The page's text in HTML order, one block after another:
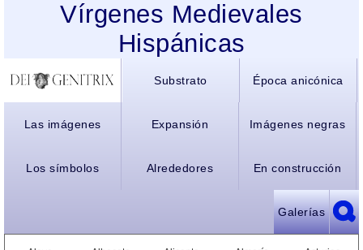
Vírgenes Medievales
Hispánicas
Substrato Época anicónica
Las imágenes Expansión Imágenes negras
Los símbolos Alrededores En construcción
Galerías